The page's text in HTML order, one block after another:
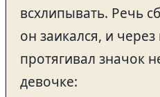
всхлипывать. Речь
он заикался, и
протягивал значок
девочке: